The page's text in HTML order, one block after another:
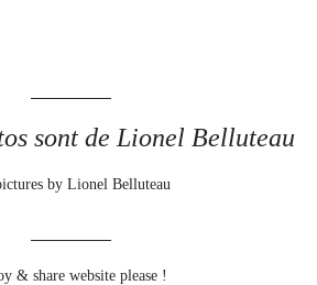
sont de Lionel Belluteau
by Lionel Belluteau
& share website please !